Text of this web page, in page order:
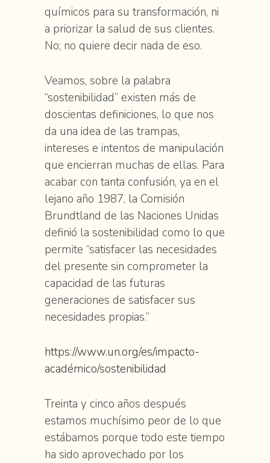
químicos para su transformación, ni
a priorizar la salud de sus clientes.
No; no quiere decir nada de eso.
Veamos, sobre la palabra
“sostenibilidad” existen más de
doscientas definiciones, lo que nos
da una idea de las trampas,
intereses e intentos de manipulación
que encierran muchas de ellas. Para
acabar con tanta confusión, ya en el
lejano año 1987, la Comisión
Brundtland de las Naciones Unidas
definió la sostenibilidad como lo que
permite “satisfacer las necesidades
del presente sin comprometer la
capacidad de las futuras
generaciones de satisfacer sus
necesidades propias.”
https://www.un.org/es/impacto-
académico/sostenibilidad
Treinta y cinco años después
estamos muchísimo peor de lo que
estábamos porque todo este tiempo
ha sido aprovechado por los